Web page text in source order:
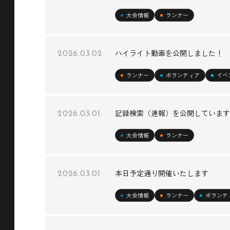
大会情報 ランナー
2026.03.02 ハイライト動画を公開しました！
ランナー ボランティア イベ
2026.03.01 記録検索（速報）を公開しています
大会情報 ランナー
2026.03.01 本日予定通り開催いたします
大会情報 ランナー ボランテ